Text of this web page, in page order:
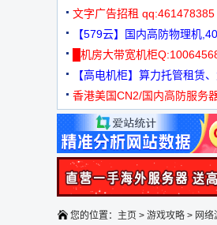
文字广告招租 qq:461478385
【579云】国内高防物理机
元
█机房大带宽机柜
【高电机柜】算力托管租赁
机
香港美国CN2/国内高防服务
您的位置： 主页 > 游戏攻略 > 网络